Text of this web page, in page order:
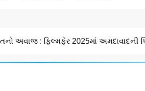
અવાજ : ફિલ્મફેર 2025માં